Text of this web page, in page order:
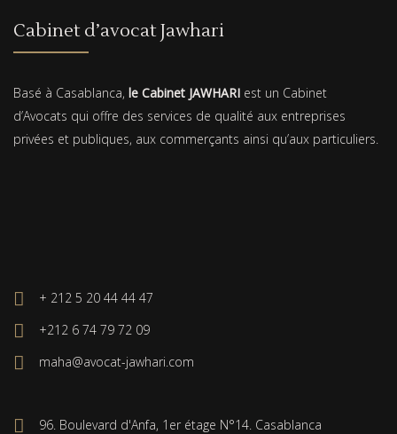
Cabinet d’avocat Jawhari
Basé à Casablanca, le Cabinet JAWHARI est un Cabinet
d’Avocats qui offre des services de qualité aux entreprises
privées et publiques, aux commerçants ainsi qu’aux particuliers.
+ 212 5 20 44 44 47
+212 6 74 79 72 09
maha@avocat-jawhari.com
96. Boulevard d'Anfa, 1er étage N°14. Casablanca